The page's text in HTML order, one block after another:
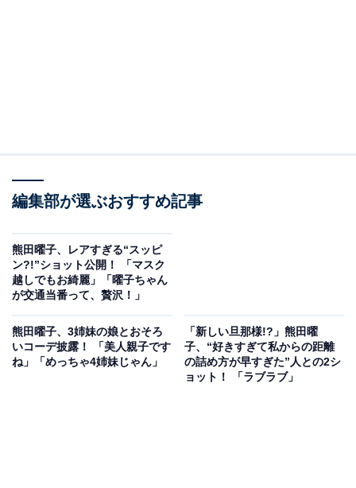
編集部が選ぶおすすめ記事
熊田曜子、レアすぎる“スッピ
ン?!”ショット公開！ 「マスク
越しでもお綺麗」「曜子ちゃん
が交通当番って、贅沢！」
熊田曜子、3姉妹の娘とおそろ
いコーデ披露！ 「美人親子です
ね」「めっちゃ4姉妹じゃん」
「新しい旦那様!?」熊田曜
子、“好きすぎて私からの距離
の詰め方が早すぎた”人との2シ
ョット！ 「ラブラブ」